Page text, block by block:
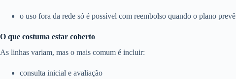
o uso fora da rede só é possível com reembolso quando o plano prevê
O que costuma estar coberto
As linhas variam, mas o mais comum é incluir:
consulta inicial e avaliação